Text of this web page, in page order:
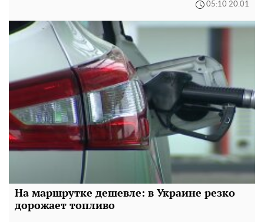
05:10 20.01
На маршрутке дешевле: в Украине резко
дорожает топливо